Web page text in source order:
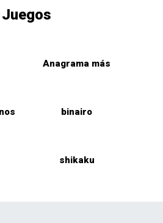
Juegos
Anagrama más
binairo
shikaku